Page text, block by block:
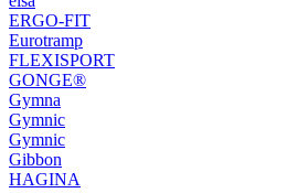
ERGO-FIT
Eurotramp
FLEXISPORT
GONGE®
Gymna
Gymnic
Gymnic
Gibbon
HAGINA